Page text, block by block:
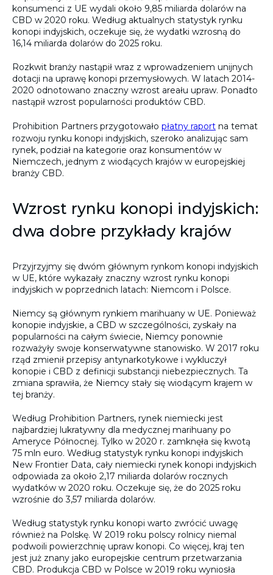
konsumenci z UE wydali około 9,85 miliarda dolarów na
CBD w 2020 roku. Według aktualnych statystyk rynku
konopi indyjskich, oczekuje się, że wydatki wzrosną do
16,14 miliarda dolarów do 2025 roku.
Rozkwit branży nastąpił wraz z wprowadzeniem unijnych
dotacji na uprawę konopi przemysłowych. W latach 2014-
2020 odnotowano znaczny wzrost areału upraw. Ponadto
nastąpił wzrost popularności produktów CBD.
Prohibition Partners przygotowało płatny raport na temat
rozwoju rynku konopi indyjskich, szeroko analizując sam
rynek, podział na kategorie oraz konsumentów w
Niemczech, jednym z wiodących krajów w europejskiej
branży CBD.
Wzrost rynku konopi indyjskich:
dwa dobre przykłady krajów
Przyjrzyjmy się dwóm głównym rynkom konopi indyjskich
w UE, które wykazały znaczny wzrost rynku konopi
indyjskich w poprzednich latach: Niemcom i Polsce.
Niemcy są głównym rynkiem marihuany w UE. Ponieważ
konopie indyjskie, a CBD w szczególności, zyskały na
popularności na całym świecie, Niemcy ponownie
rozważyły swoje konserwatywne stanowisko. W 2017 roku
rząd zmienił przepisy antynarkotykowe i wykluczył
konopie i CBD z definicji substancji niebezpiecznych. Ta
zmiana sprawiła, że Niemcy stały się wiodącym krajem w
tej branży.
Według Prohibition Partners, rynek niemiecki jest
najbardziej lukratywny dla medycznej marihuany po
Ameryce Północnej. Tylko w 2020 r. zamknęła się kwotą
75 mln euro. Według statystyk rynku konopi indyjskich
New Frontier Data, cały niemiecki rynek konopi indyjskich
odpowiada za około 2,17 miliarda dolarów rocznych
wydatków w 2020 roku. Oczekuje się, że do 2025 roku
wzrośnie do 3,57 miliarda dolarów.
Według statystyk rynku konopi warto zwrócić uwagę
również na Polskę. W 2019 roku polscy rolnicy niemal
podwoili powierzchnię upraw konopi. Co więcej, kraj ten
jest już znany jako europejskie centrum przetwarzania
CBD. Produkcja CBD w Polsce w 2019 roku wyniosła